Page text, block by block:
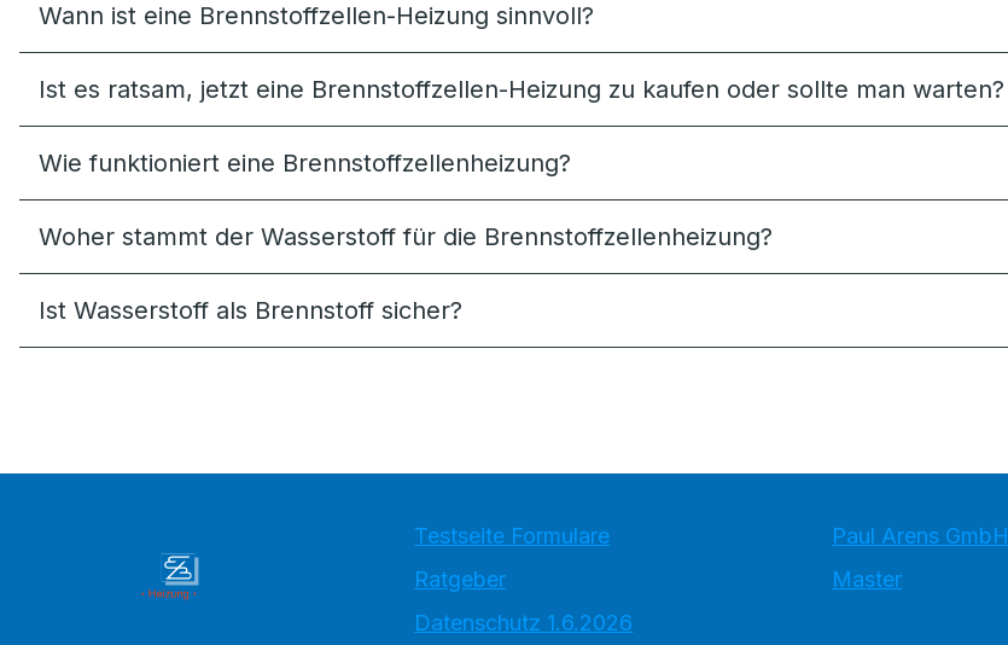
Wann ist eine Brennstoffzellen-Heizung sinnvoll?
Ist es ratsam, jetzt eine Brennstoffzellen-Heizung zu kaufen oder sollte man warten?
Wie funktioniert eine Brennstoffzellenheizung?
Woher stammt der Wasserstoff für die Brennstoffzellenheizung?
Ist Wasserstoff als Brennstoff sicher?
Testseite Formulare
Ratgeber
Datenschutz 1.6.2026
Paul Arens GmbH
Master